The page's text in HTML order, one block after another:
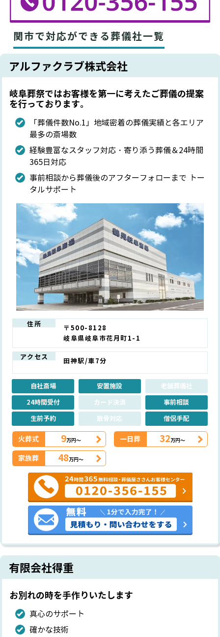
関市で対応ができる葬儀社一覧
アルファクラブ株式会社
岐阜葬祭ではお客様を第一に考えたご葬儀の提案
を行っております。
「葬儀件数No.1」地域密着の葬儀実績と各エリア
最多の斎場数
経験豊富なスタッフ対応・寄り添う葬儀＆24時間
365日対応
事前相談から葬儀後のアフターフォローまで トー
タルサポート
住所
〒500-8128
岐阜県岐阜市花月町1-1
アクセス 田神駅/車7分
自社斎場 安置施設
老舗葬儀社
24時間受付
カード決済
事前相談
生前予約
散骨対応 僧侶手配
火葬式 9万円～ 一日葬 32万円～
家族葬 48万円～
有限会社得重
お別れの時を手作りいたします
真心のサポート
確かな技術